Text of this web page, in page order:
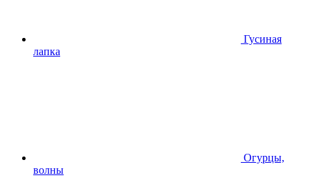
Гусиная
лапка
Огурцы,
волны